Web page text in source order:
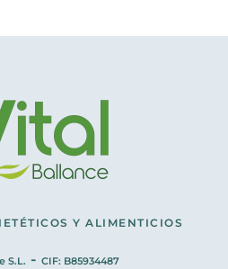
Y ALIMENTICIOS
S.L.- CIF: B85934487